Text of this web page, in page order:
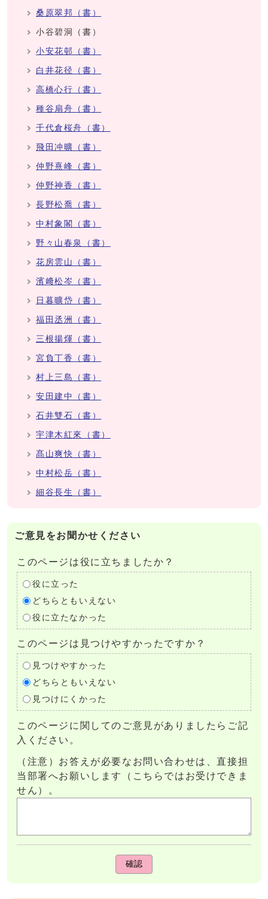
桑原翠邦（書）
小谷碧洞（書）
小安花邨（書）
白井花径（書）
高橋心行（書）
種谷扇舟（書）
千代倉桜舟（書）
飛田冲曠（書）
仲野熹峰（書）
仲野神香（書）
長野松喬（書）
中村象閣（書）
野々山春泉（書）
花房雲山（書）
濱﨑松岑（書）
日暮曠岱（書）
福田丞洲（書）
三根揚煇（書）
宮負丁香（書）
村上三島（書）
安田建中（書）
石井雙石（書）
宇津木紅來（書）
髙山爽快（書）
中村松岳（書）
細谷長生（書）
ご意見をお聞かせください
このページは役に立ちましたか？
役に立った
どちらともいえない
役に立たなかった
このページは見つけやすかったですか？
見つけやすかった
どちらともいえない
見つけにくかった
このページに関してのご意見がありましたらご記
入ください。
（注意）お答えが必要なお問い合わせは、直接担
当部署へお願いします（こちらではお受けできま
せん）。
確認